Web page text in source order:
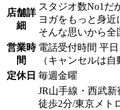
店舗詳
細
スタジオ数No1だ
ヨガをもっと身近
そんな思いから全
営業時
間
電話受付時間 平日
（キャンセルは
定休日 毎週金曜
JR山手線・西武
徒歩2分/東京メト